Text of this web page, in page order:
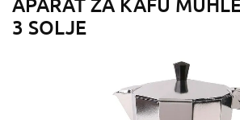
APARAT ZA KAFU
3 SOLJE